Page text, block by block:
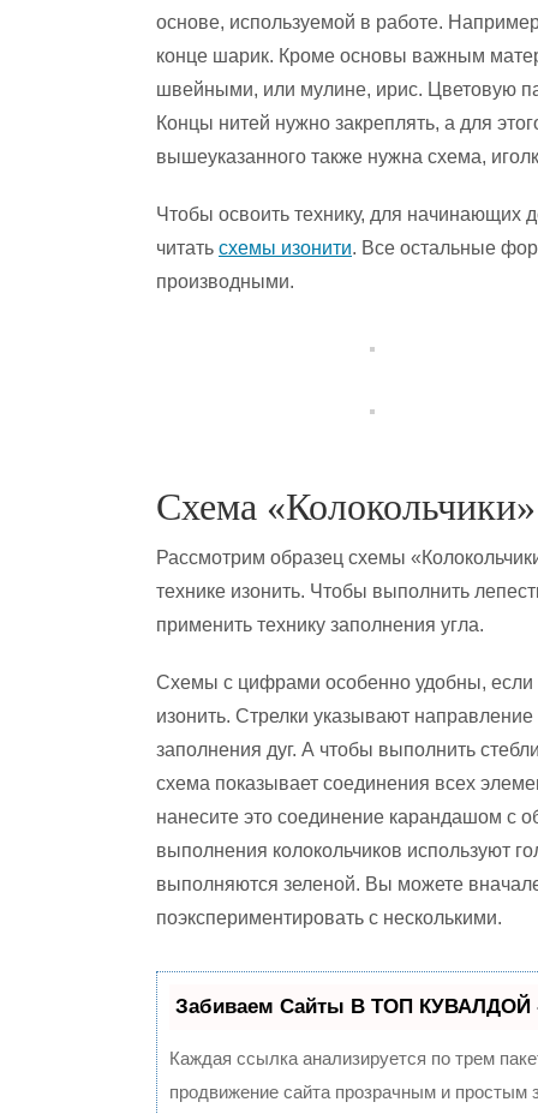
основе, используемой в работе.
конце шарик. Кроме основы важным
швейными, или мулине, ирис. Цветовую
Концы нитей нужно закреплять, а для
вышеуказанного также нужна схема,
Чтобы освоить технику, для начинающих
читать схемы изонити. Все остальные
производными.
Схема «Колокольчики»
Рассмотрим образец схемы
технике изонить. Чтобы выполнить
применить технику заполнения угла.
Схемы с цифрами особенно удобны, если
изонить. Стрелки указывают
заполнения дуг. А чтобы выполнить
схема показывает соединения всех
нанесите это соединение карандашом с
выполнения колокольчиков используют
выполняются зеленой. Вы можете
поэкспериментировать с несколькими.
Забиваем Сайты В ТОП КУВАЛДОЙ -
Каждая ссылка анализируется по трем
продвижение сайта прозрачным и